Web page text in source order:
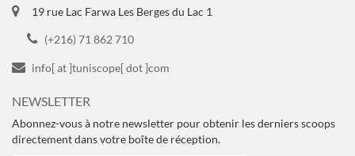
19 rue Lac Farwa Les Berges du Lac 1
(+216) 71 862 710
info[ at ]tuniscope[ dot ]com
NEWSLETTER
Abonnez-vous à notre newsletter pour obtenir les derniers scoops
directement dans votre boîte de réception.